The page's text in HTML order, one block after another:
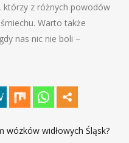
którzy z różnych powodów
Warto także
nas nic nie boli –
wózków widłowych Śląsk?